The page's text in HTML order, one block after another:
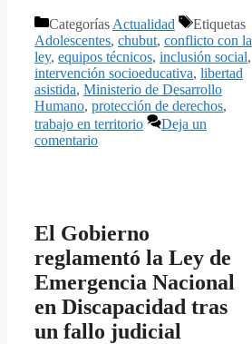
Categorías Actualidad
Etiquetas
Adolescentes, chubut, conflicto con la
ley, equipos técnicos, inclusión social,
intervención socioeducativa, libertad
asistida, Ministerio de Desarrollo
Humano, protección de derechos,
trabajo en territorio
Deja un
comentario
El Gobierno
reglamentó la Ley de
Emergencia Nacional
en Discapacidad tras
un fallo judicial